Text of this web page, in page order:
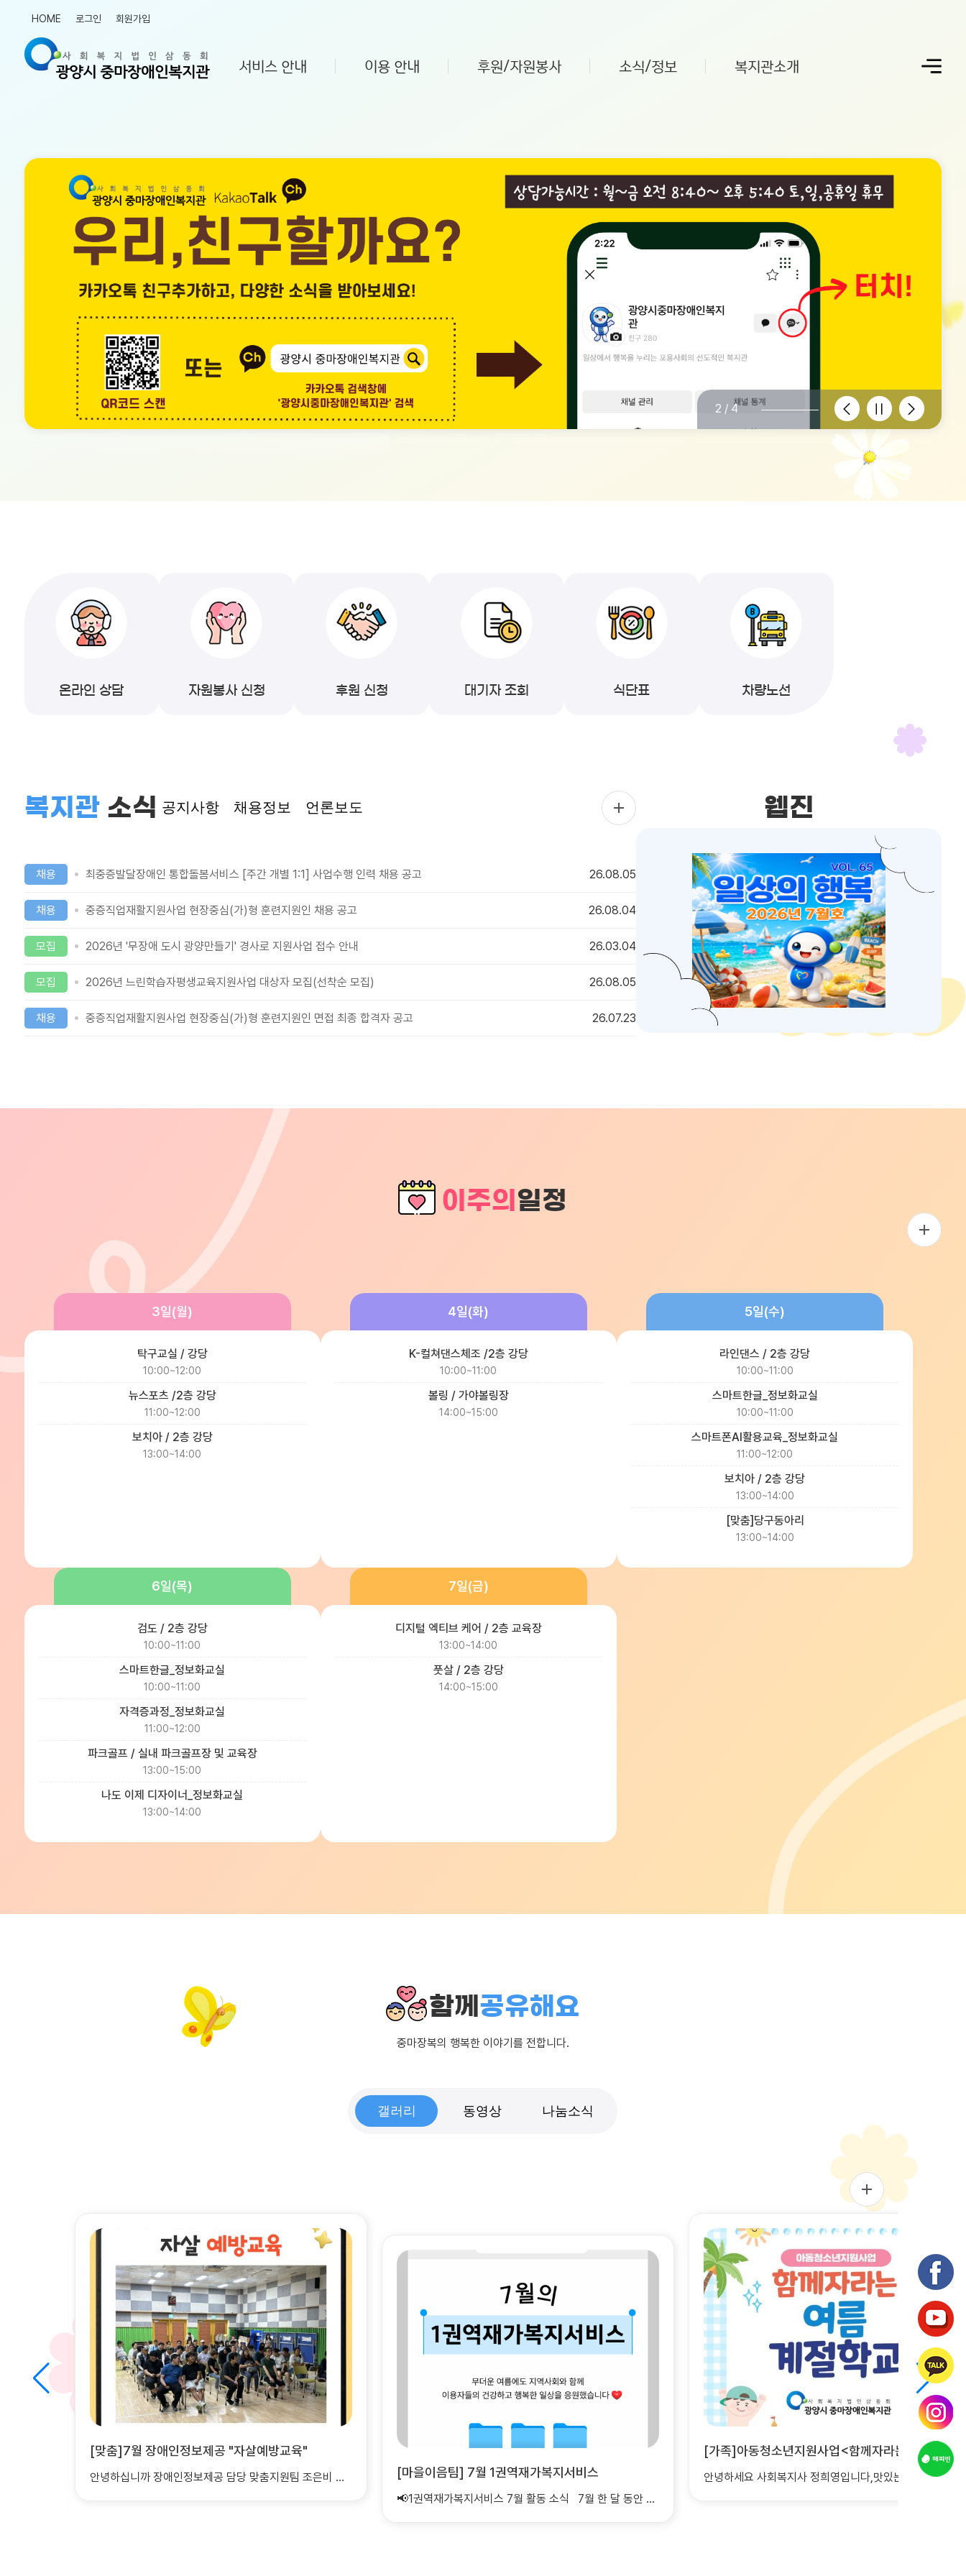
HOME 로그인 회원가입
서비스 안내 이용 안내 후원/자원봉사 소식/정보 복지관소개
2/4
정
지
이
전
다
음
온라인 상담 자원봉사 신청 후원 신청 대기자 조회 식단표 차량노선
복지관소식 공지사항 채용정보 언론보도
채용 최중증발달장애인 통합돌봄서비스 [주간 개별 1:1] 사업수행 인력 채용 공고 26.08.05
채용 중증직업재활지원사업 현장중심(가)형 훈련지원인 채용 공고 26.08.04
모집 2026년 '무장애 도시 광양만들기' 경사로 지원사업 접수 안내 26.03.04
모집 2026년 느린학습자평생교육지원사업 대상자 모집(선착순 모집) 26.08.05
채용 중증직업재활지원사업 현장중심(가)형 훈련지원인 면접 최종 합격자 공고 26.07.23
웹진
이주의 일정
3일(월)
탁구교실 / 강당
10:00~12:00
뉴스포츠 /2층 강당
11:00~12:00
보치아 / 2층 강당
13:00~14:00
4일(화)
K-컬쳐댄스체조 /2층 강당
10:00~11:00
볼링 / 가야볼링장
14:00~15:00
5일(수)
라인댄스 / 2층 강당
10:00~11:00
스마트한글_정보화교실
10:00~11:00
스마트폰AI활용교육_정보화교실
11:00~12:00
보치아 / 2층 강당
13:00~14:00
[맞춤]당구동아리
13:00~14:00
6일(목)
검도 / 2층 강당
10:00~11:00
스마트한글_정보화교실
10:00~11:00
자격증과정_정보화교실
11:00~12:00
파크골프 / 실내 파크골프장 및 교육장
13:00~15:00
나도 이제 디자이너_정보화교실
13:00~14:00
7일(금)
디지털 엑티브 케어 / 2층 교육장
13:00~14:00
풋살 / 2층 강당
14:00~15:00
함께 공유해요
중마장복의 행복한 이야기를 전합니다.
갤러리 동영상 나눔소식
[마을이음팀] 7월 1권역재가복지서비스
[가족]아동청소년지원사업<함께자라는여름계절학교> 진행되었습니다.
2026년 7월 탁구교실 진행사진^^